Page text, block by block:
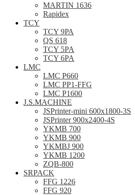
MARTIN 1636
Rapidex
TCY
TCY 9РА
QS 618
TCY 5PA
TCY 6PA
LMC
LMC P660
LMC PP1-FFG
LMC P1600
J.S.MACHINE
JSPrinter-mini 600x1800-3S
JSPrinter 900x2400-4S
YKMB 700
YKMB 900
YKMBJ 900
YKMB 1200
ZQB-800
SRPACK
FFG 1226
FFG 920